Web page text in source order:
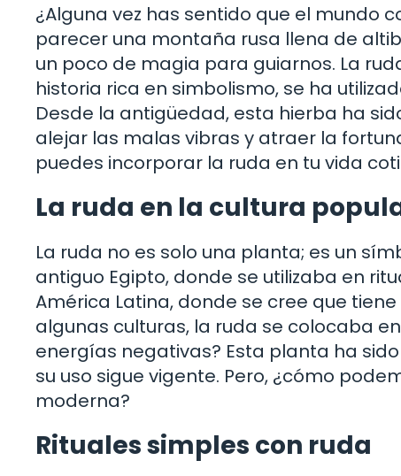
¿Alguna vez has sentido que el mundo
parecer una montaña rusa llena de
un poco de magia para guiarnos. La
historia rica en simbolismo, se ha
Desde la antigüedad, esta hierba ha
alejar las malas vibras y atraer la
puedes incorporar la ruda en tu vida
La ruda en la cultura
La ruda no es solo una planta; es un
antiguo Egipto, donde se utilizaba en
América Latina, donde se cree que
algunas culturas, la ruda se colocaba
energías negativas? Esta planta ha
su uso sigue vigente. Pero, ¿cómo
moderna?
Rituales simples con ruda